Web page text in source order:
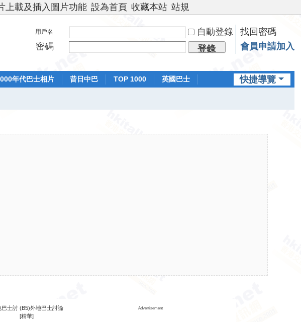
上載及插入圖片功能 設為首頁 收藏本站 站規
用戶名 自動登錄
找回密碼
密碼
登錄 會員申請加入
快捷導覽
年代巴士相片 昔日中巴 TOP 1000
英國巴士
巴士討 (B5)外地巴士討論
[精華]
Advertisement